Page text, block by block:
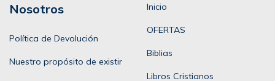
Nosotros
Política de Devolución
Nuestro propósito de existir
Inicio
OFERTAS
Biblias
Libros Cristianos